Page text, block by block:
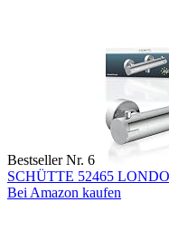
Bestseller Nr. 6
SCHÜTTE 52465
Bei Amazon kaufen